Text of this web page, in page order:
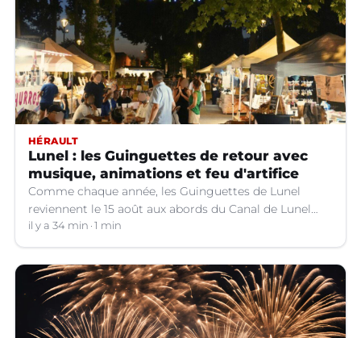
HÉRAULT
Lunel : les Guinguettes de retour avec
musique, animations et feu d'artifice
Comme chaque année, les Guinguettes de Lunel
reviennent le 15 août aux abords du Canal de Lunel
(Hérault).
il y a 34 min 1 min